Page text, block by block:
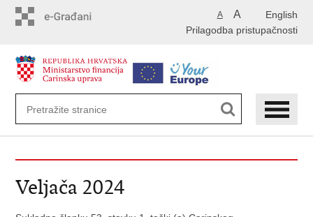
English
A A
Prilagodba pristupačnosti
Veljača 2024